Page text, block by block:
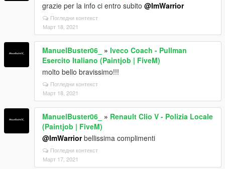
grazie per la info ci entro subito @ImWarrior
Погледни контекст
Март 18, 2021
ManuelBuster06_ » Iveco Coach - Pullman
Esercito Italiano (Paintjob | FiveM)
molto bello bravissimo!!!
Погледни контекст
Март 18, 2021
ManuelBuster06_ » Renault Clio V - Polizia Locale
(Paintjob | FiveM)
@ImWarriorbellissima complimenti
Погледни контекст
Март 17, 2021